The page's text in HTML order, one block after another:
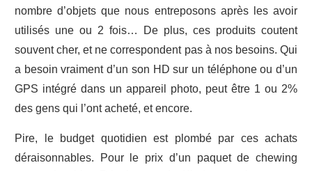
nombre d’objets que nous entreposons après les avoir
utilisés une ou 2 fois… De plus, ces produits coutent
souvent cher, et ne correspondent pas à nos besoins. Qui
a besoin vraiment d’un son HD sur un téléphone ou d’un
GPS intégré dans un appareil photo, peut être 1 ou 2%
des gens qui l’ont acheté, et encore.
Pire, le budget quotidien est plombé par ces achats
déraisonnables. Pour le prix d’un paquet de chewing